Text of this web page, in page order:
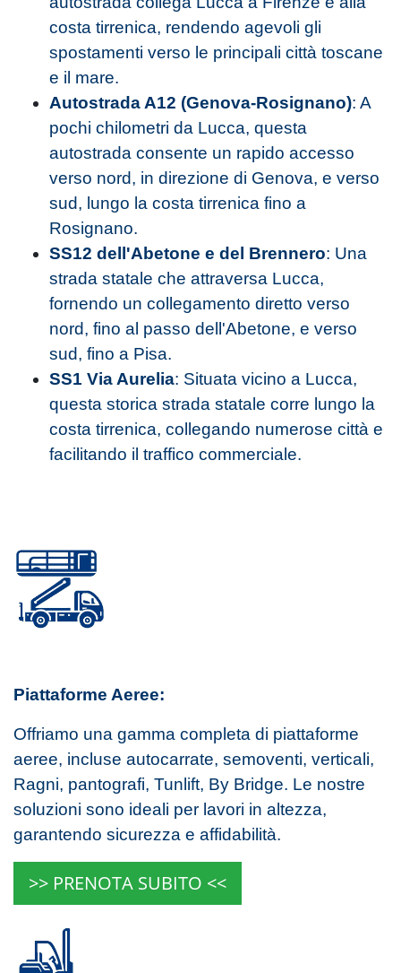
costa tirrenica, rendendo agevoli gli
spostamenti verso le principali città toscane
e il mare.
Autostrada A12 (Genova-Rosignano): A
pochi chilometri da Lucca, questa
autostrada consente un rapido accesso
verso nord, in direzione di Genova, e verso
sud, lungo la costa tirrenica fino a
Rosignano.
SS12 dell'Abetone e del Brennero: Una
strada statale che attraversa Lucca,
fornendo un collegamento diretto verso
nord, fino al passo dell'Abetone, e verso
sud, fino a Pisa.
SS1 Via Aurelia: Situata vicino a Lucca,
questa storica strada statale corre lungo la
costa tirrenica, collegando numerose città e
facilitando il traffico commerciale.
Piattaforme Aeree:
Offriamo una gamma completa di piattaforme
aeree, incluse autocarrate, semoventi, verticali,
Ragni, pantografi, Tunlift, By Bridge. Le nostre
soluzioni sono ideali per lavori in altezza,
garantendo sicurezza e affidabilità.
>> PRENOTA SUBITO <<